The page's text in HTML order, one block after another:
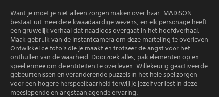
Want je moet je niet alleen zorgen maken over haar. MADiSON
bestaat uit meerdere kwaadaardige wezens, en elk personage heeft
een gruwelijk verhaal dat naadloos overgaat in het hoofdverhaal.
Maak gebruik van de instantcamera om deze marteling te overleven
Ontwikkel de foto's die je maakt en trotseer de angst voor het
onthullen van de waarheid. Doorzoek alles, pak elementen op en
speel ermee om de entiteiten te overleven. Willekeurig geactiveerde
gebeurtenissen en veranderende puzzels in het hele spel zorgen
voor een hogere herspeelbaarheid terwijl je jezelf verliest in deze
meeslepende en angstaanjagende ervaring.